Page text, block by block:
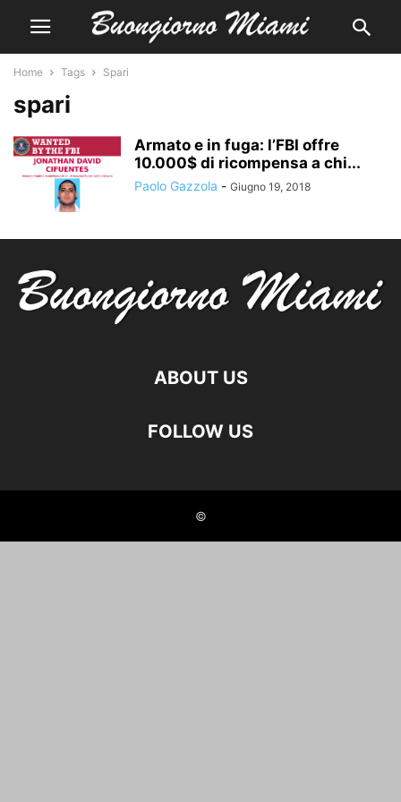
Home Tags Spari
spari
Armato e in fuga: l’FBI offre
10.000$ di ricompensa a chi...
Paolo Gazzola - Giugno 19, 2018
ABOUT US
FOLLOW US
©